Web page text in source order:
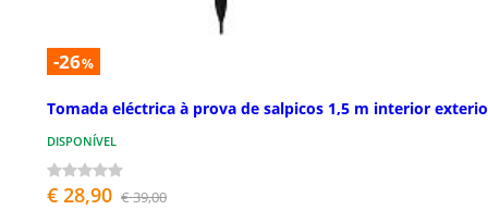
-26%
Tomada eléctrica à prova de salpicos 1,5 m interior
DISPONÍVEL
€ 28,90 € 39,00